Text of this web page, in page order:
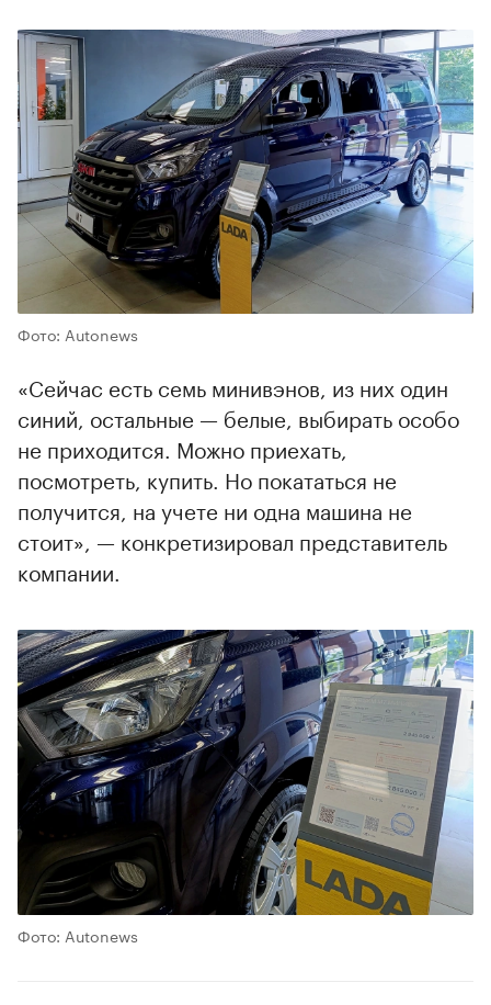
Фото: Autonews
«Сейчас есть семь минивэнов, из них один
синий, остальные — белые, выбирать особо
не приходится. Можно приехать,
посмотреть, купить. Но покататься не
получится, на учете ни одна машина не
стоит», — конкретизировал представитель
компании.
Фото: Autonews